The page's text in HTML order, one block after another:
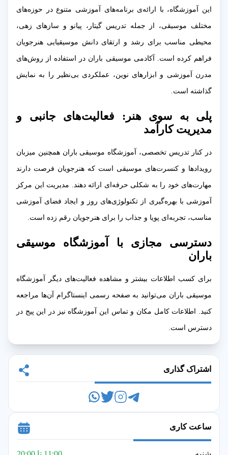
این آموزشگاه، با ارائه‌ی برنامه‌های آموزشی متنوع در حوزه‌های
مختلف موسیقی، از جمله تدریس گیتار، پیانو و سازهای زهی،
محیطی مناسب برای رشد و ارتقای دانش موسیقیایی هنرجویان
فراهم کرده است. آکادمی موسیقی باران در استفاده از روش‌های
مدرن آموزشی و ابزارهای نوین، عملکردی بی‌نظیر را به نمایش
گذاشته است.
پلی به سوی هنر: فعالیت‌های جانبی و
مدیریت کارآمد
در کنار تدریس تخصصی، آموزشگاه موسیقی باران همچنین میزبان
رویدادها و کنسرت‌های موسیقی است که هنرجویان فرصت دارند
مهارت‌های خود را به شکلی حرفه‌ای ارائه دهند. مدیریت این مرکز
آموزشی با بهره‌گیری از تکنولوژی‌های روز و ایجاد فضای آموزشی
مناسب، تجربه‌ای پویا و جذاب را برای هنرجویان رقم زده است.
دسترسی مجازی با
آموزشگاه موسیقی
باران
برای کسب اطلاعات بیشتر و مشاهده فعالیت‌های دیگر آموزشگاه
موسیقی باران می‌توانید به صفحه رسمی اینستاگرام آن‌ها مراجعه
کنید. اطلاعات کامل مکان و تماس این آموزشگاه نیز در این پیج در
دسترس است.
اشتراک گذاری
ساعت کاری